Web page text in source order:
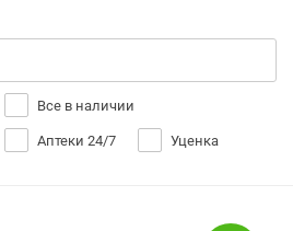
Все в наличии
Аптеки 24/7 Уценка